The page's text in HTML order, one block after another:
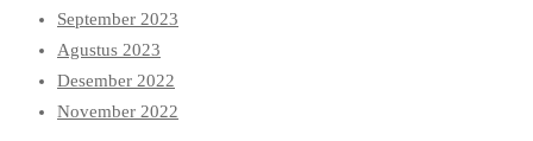
September 2023
Agustus 2023
Desember 2022
November 2022